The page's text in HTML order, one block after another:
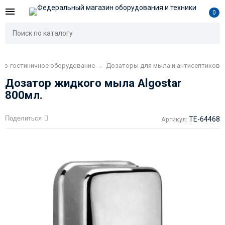
0
гостиничное оборудование → Дозаторы для мыла и антисептиков
Дозатор жидкого мыла Algostar
800мл.
Поделиться Артикул: TE-64468